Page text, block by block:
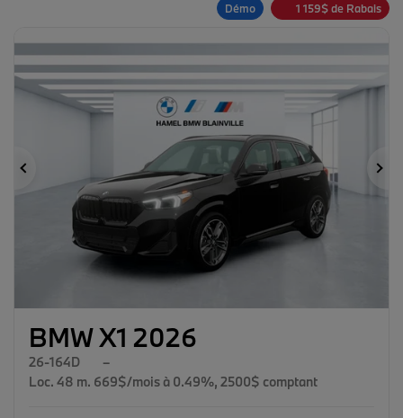
Démo 1 159$de Rabais
Précédent
BMW X1 2026
26-164D
–
Loc. 48 m. 669$/mois à 0.49%, 2500$ comptant